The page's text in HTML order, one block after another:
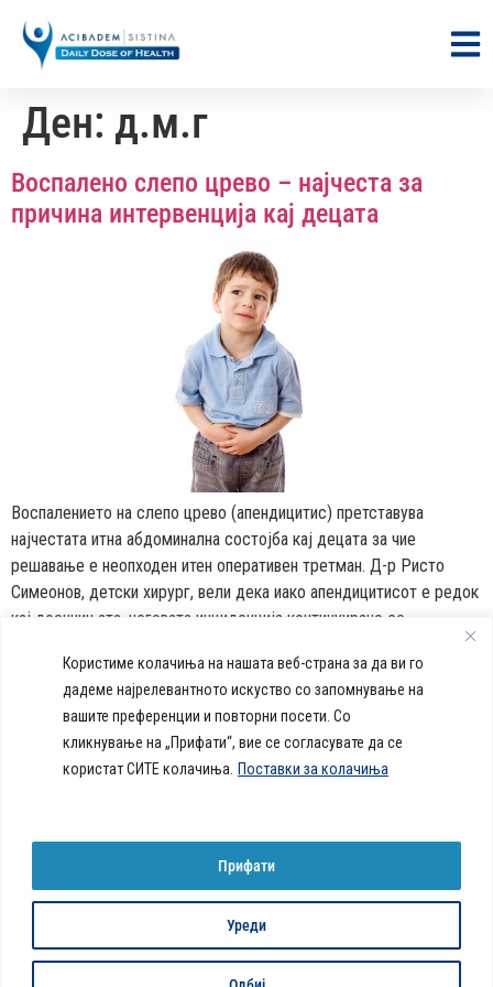
Користиме колачиња на нашата веб-страна за да ви го
дадеме најрелевантното искуство со запомнување на
вашите преференции и повторни посети. Со
кликнување на „Прифати“, вие се согласувате да се
користат СИТЕ колачиња. Поставки за колачиња
Уреди
Прифати
Ден: д.м.г
Воспалено слепо црево – најчеста за
причина интервенција кај децата
Воспалението на слепо црево (апендицитис) претставува
најчестата итна абдоминална состојба кај децата за чие
решавање е неопходен итен оперативен третман. Д-р Ристо
Симеонов, детски хирург, вели дека иако апендицитисот е редок
кај доенчињата, неговата инциденција континуирано се
пик помеѓу 15. и 25. година од животот […]
Daily Dose Of Health -
портал кој ќе ви ги одговори
сите прашања за вашето
здравје и ќе ви даде совети
callcenter@acibademsistina.mk
+ 389 2 30 99 500
© 2026 Сите права се задржаниПолитика за колачиња на веб-страница